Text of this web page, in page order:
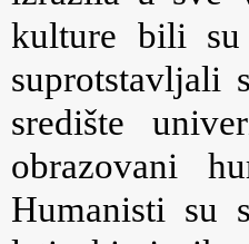
kulture bili su
suprotstavljali
središte
obrazovani
Humanisti su